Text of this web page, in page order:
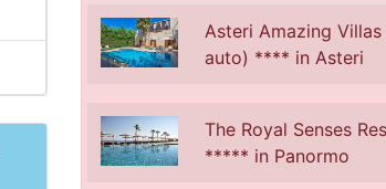
Asteri Amazing Villas
auto) **** in Asteri
The Royal Senses
***** in Panormo